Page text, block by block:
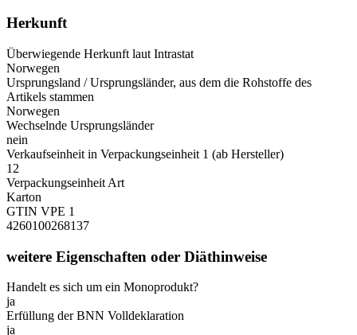
Herkunft
Überwiegende Herkunft laut Intrastat
Norwegen
Ursprungsland / Ursprungsländer, aus dem die Rohstoffe des
Artikels stammen
Norwegen
Wechselnde Ursprungsländer
nein
Verkaufseinheit in Verpackungseinheit 1 (ab Hersteller)
12
Verpackungseinheit Art
Karton
GTIN VPE 1
4260100268137
weitere Eigenschaften oder Diäthinweise
Handelt es sich um ein Monoprodukt?
ja
Erfüllung der BNN Volldeklaration
ja